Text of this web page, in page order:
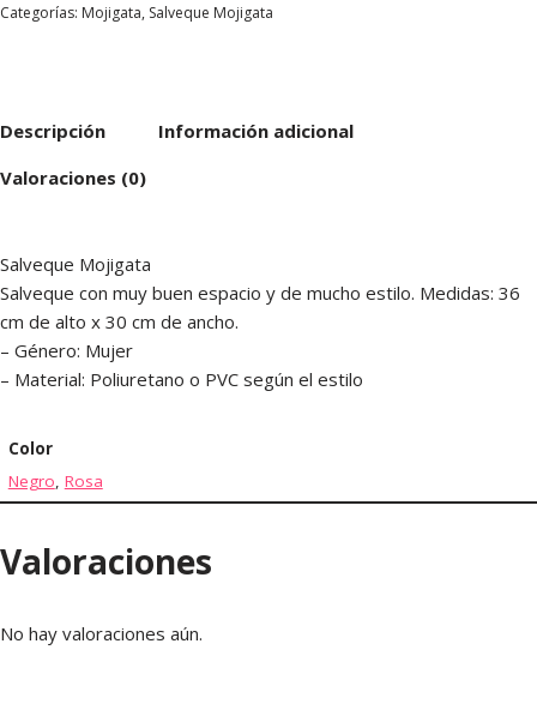
Categorías: Mojigata, Salveque Mojigata
Descripción
Información adicional
Valoraciones (0)
Salveque Mojigata
Salveque con muy buen espacio y de mucho estilo. Medidas: 36
cm de alto x 30 cm de ancho.
– Género: Mujer
– Material: Poliuretano o PVC según el estilo
Color
Negro, Rosa
Valoraciones
No hay valoraciones aún.